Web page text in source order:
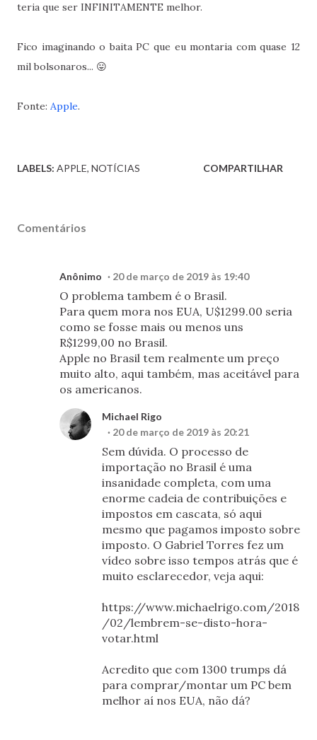
teria que ser INFINITAMENTE melhor.
Fico imaginando o baita PC que eu montaria com quase 12
mil bolsonaros... 😛
Fonte: Apple.
LABELS: APPLE NOTÍCIAS COMPARTILHAR
Comentários
Anônimo 20 de março de 2019 às 19:40
O problema tambem é o Brasil.
Para quem mora nos EUA, U$1299.00 seria
como se fosse mais ou menos uns
R$1299,00 no Brasil.
Apple no Brasil tem realmente um preço
muito alto, aqui também, mas aceitável para
os americanos.
Michael Rigo
20 de março de 2019 às 20:21
Sem dúvida. O processo de
importação no Brasil é uma
insanidade completa, com uma
enorme cadeia de contribuições e
impostos em cascata, só aqui
mesmo que pagamos imposto sobre
imposto. O Gabriel Torres fez um
vídeo sobre isso tempos atrás que é
muito esclarecedor, veja aqui:
https://www.michaelrigo.com/2018
/02/lembrem-se-disto-hora-
votar.html
Acredito que com 1300 trumps dá
para comprar/montar um PC bem
melhor aí nos EUA, não dá?